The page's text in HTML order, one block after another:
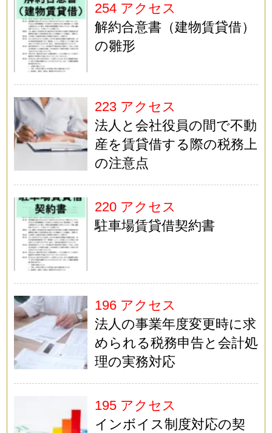
254 アクセス
解約合意書（建物賃貸借）
の雛形
223 アクセス
法人と会社役員の間で不動
産を賃貸借する際の税務上
の注意点
220 アクセス
駐車場賃貸借契約書
196 アクセス
法人の事業年度変更時に求
められる税務申告と会計処
理の実務対応
195 アクセス
インボイス制度対応の契